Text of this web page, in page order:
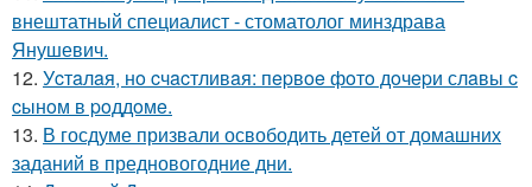
внештатный специалист - стоматолог минздрава
Янушевич.
12. Уcтaлaя, нo cчacтливaя: пepвoe фoтo дoчepи слaвы c
cынoм в poддoмe.
13. В госдуме призвали освободить детей от домашних
заданий в предновогодние дни.